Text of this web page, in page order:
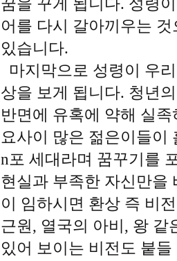
꿈을 꾸게 됩니다. 성령
어를 다시 갈아끼우는
있습니다.
마지막으로 성령이 우
상을 보게 됩니다. 청년
반면에 유혹에 약해 실
요사이 많은 젊은이들이
n포 세대라며 꿈꾸기를
현실과 부족한 자신만을
이 임하시면 환상 즉 비
근원, 열국의 아비, 왕 같
있어 보이는 비전도 붙